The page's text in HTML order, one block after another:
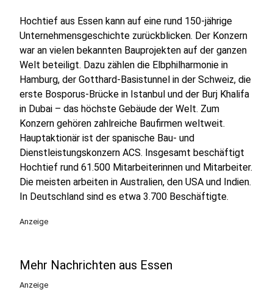
Hochtief aus Essen kann auf eine rund 150-jährige
Unternehmensgeschichte zurückblicken. Der Konzern
war an vielen bekannten Bauprojekten auf der ganzen
Welt beteiligt. Dazu zählen die Elbphilharmonie in
Hamburg, der Gotthard-Basistunnel in der Schweiz, die
erste Bosporus-Brücke in Istanbul und der Burj Khalifa
in Dubai – das höchste Gebäude der Welt. Zum
Konzern gehören zahlreiche Baufirmen weltweit.
Hauptaktionär ist der spanische Bau- und
Dienstleistungskonzern ACS. Insgesamt beschäftigt
Hochtief rund 61.500 Mitarbeiterinnen und Mitarbeiter.
Die meisten arbeiten in Australien, den USA und Indien.
In Deutschland sind es etwa 3.700 Beschäftigte.
Anzeige
Mehr Nachrichten aus Essen
Anzeige